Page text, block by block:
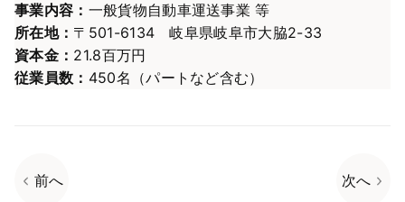
事業内容： 一般貨物自動車運送事業 等
所在地： 〒501-6134 岐阜県岐阜市大脇2-33
資本金： 21.8百万円
従業員数： 450名（パートなど含む）
前へ 次へ